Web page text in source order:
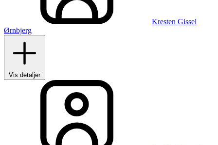
Kresten Gissel
Ørnbjerg
Vis detaljer